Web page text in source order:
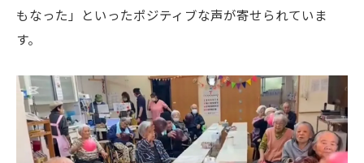
もなった」といったポジティブな声が寄せられていま
す。